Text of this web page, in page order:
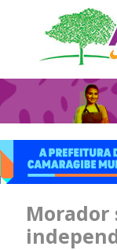
Morador